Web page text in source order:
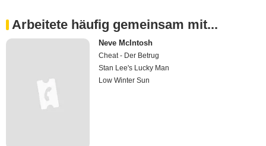
Arbeitete häufig gemeinsam mit...
Neve McIntosh
Cheat - Der Betrug
Stan Lee's Lucky Man
Low Winter Sun